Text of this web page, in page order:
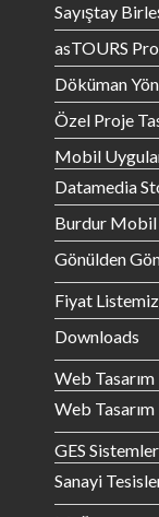
Sayıştay
asTOURS Pro
Döküman
Özel Proje
Mobil
Datamedia
Burdur Mobil
Gönülden
Fiyat Listemiz
Downloads
Web
Web
GES
Sanayi